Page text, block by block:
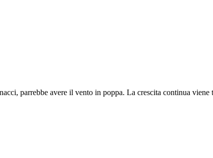
parrebbe avere il vento in poppa. La crescita continua viene